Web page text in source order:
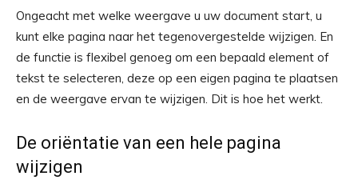
Ongeacht met welke weergave u uw document start, u
kunt elke pagina naar het tegenovergestelde wijzigen. En
de functie is flexibel genoeg om een ​​bepaald element of
tekst te selecteren, deze op een eigen pagina te plaatsen
en de weergave ervan te wijzigen. Dit is hoe het werkt.
De oriëntatie van een hele pagina
wijzigen